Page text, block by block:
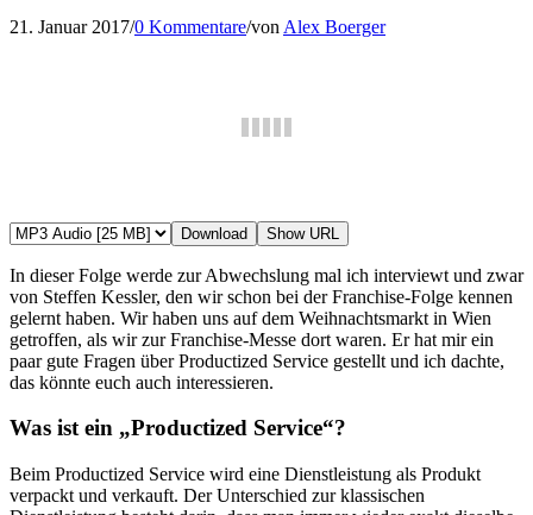
21. Januar 2017/0 Kommentare/von Alex Boerger
Download Show URL
In dieser Folge werde zur Abwechslung mal ich interviewt und zwar
von Steffen Kessler, den wir schon bei der Franchise-Folge kennen
gelernt haben. Wir haben uns auf dem Weihnachtsmarkt in Wien
getroffen, als wir zur Franchise-Messe dort waren. Er hat mir ein
paar gute Fragen über Productized Service gestellt und ich dachte,
das könnte euch auch interessieren.
Was ist ein „Productized Service“?
Beim Productized Service wird eine Dienstleistung als Produkt
verpackt und verkauft. Der Unterschied zur klassischen